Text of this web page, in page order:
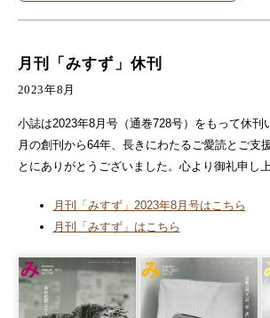
月刊「みすず」休刊
2023年8月
小誌は2023年8月号（通巻728号）をもって休刊
月の創刊から64年、長きにわたるご愛読とご支
とにありがとうございました。心より御礼申し上
月刊「みすず」2023年8月号はこちら
月刊「みすず」はこちら